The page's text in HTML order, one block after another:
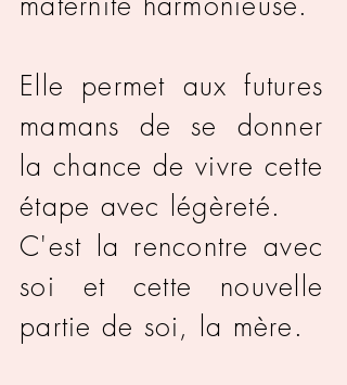
Elle permet aux futures
mamans de se donner
la chance de vivre cette
étape avec légèreté.
C'est la rencontre avec
soi et cette nouvelle
partie de soi, la mère.